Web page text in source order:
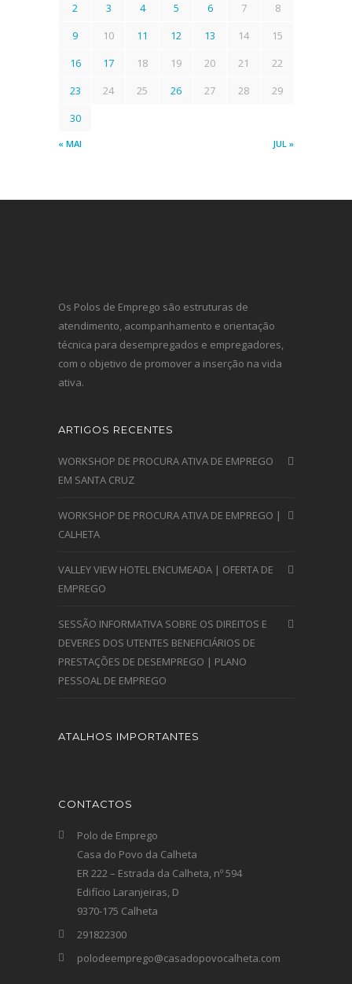
« MAI JUL »
2
3 4 5 6 7
8
9
10 11 12 13 14
15
16
17 18 19 20 21
22
23
24 25 26 27 28
29
30
Os Polos de Emprego são estruturas de
atendimento, acompanhamento e orientação
técnica para desempregados e empregadores,
com o objetivo de promover a inserção na vida
ativa.
ARTIGOS RECENTES
WORKSHOP DE PROCURA ATIVA DE EMPREGO
EM SANTA CRUZ
WORKSHOP DE PROCURA ATIVA DE EMPREGO |
CALHETA
VALLEY VIEW HOTEL ENCUMEADA | OFERTA DE
EMPREGO
SESSÃO INFORMATIVA SOBRE OS DIREITOS E
DEVERES DOS UTENTES BENEFICIÁRIOS DE
PRESTAÇÕES DE DESEMPREGO | PLANO
PESSOAL DE EMPREGO
ATALHOS IMPORTANTES
CONTACTOS
Polo de Emprego
Casa do Povo da Calheta
ER 222 – Estrada da Calheta, nº 594
Edifício Laranjeiras, D
9370-175 Calheta
291822300
polodeemprego@casadopovocalheta.com